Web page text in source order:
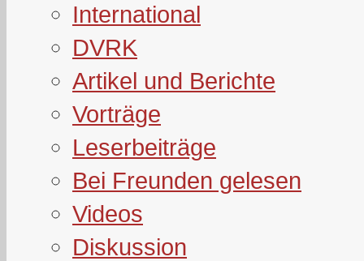
International
DVRK
Artikel und Berichte
Vorträge
Leserbeiträge
Bei Freunden gelesen
Videos
Diskussion